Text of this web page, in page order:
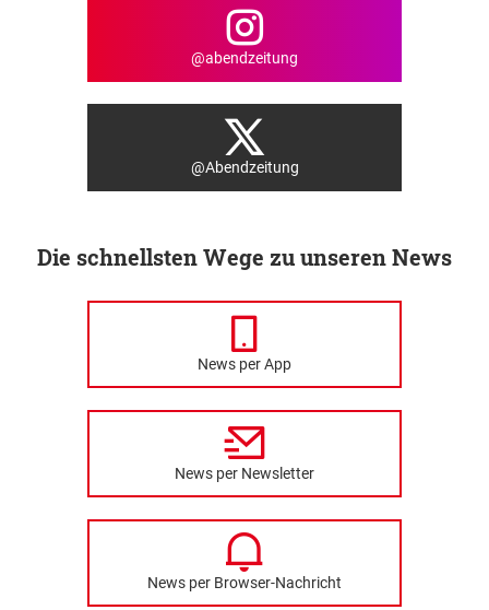
@abendzeitung
@Abendzeitung
Die schnellsten Wege zu unseren News
News per App
News per Newsletter
News per Browser-Nachricht